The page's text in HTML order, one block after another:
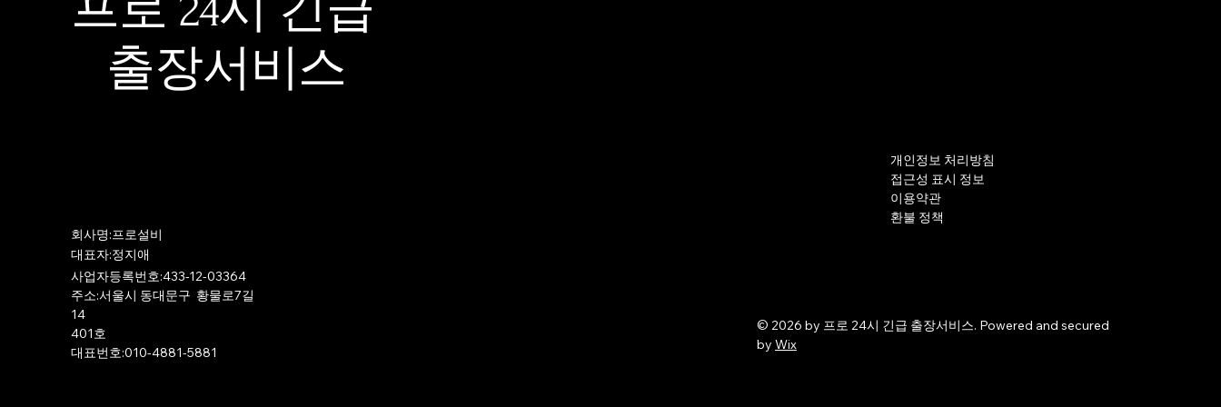
출장서비스
​회사명:프로설비
​대표자:정지애
사업자등록번호:433-12-03364
주소:서울시 동대문구 황물로7길
14
401호
​대표번호:010-4881-5881
개인정보 처리방침
접근성 표시 정보
이용약관
환불 정책
© 2026 by 프로 24시 긴급 출장서비스. Powered and secured
by Wix